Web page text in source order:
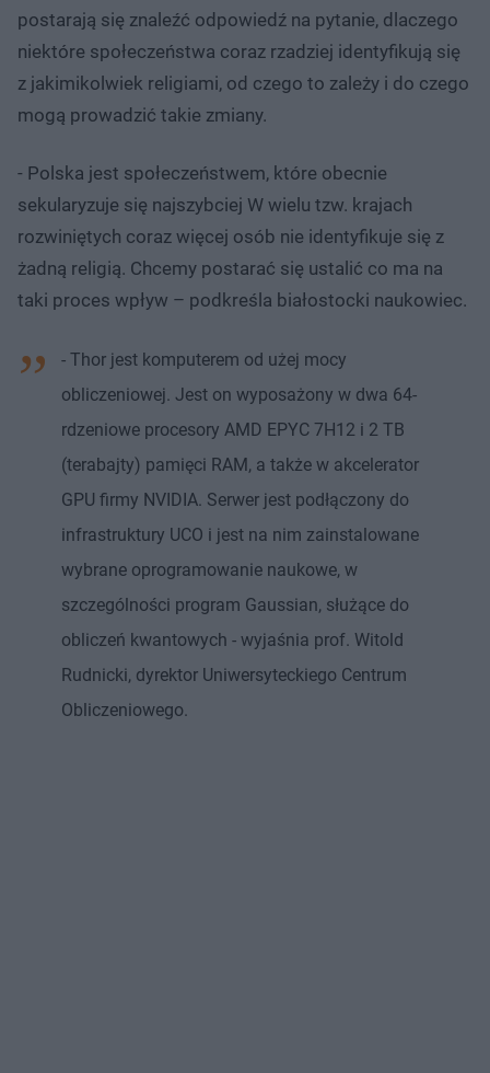
postarają się znaleźć odpowiedź na pytanie, dlaczego
niektóre społeczeństwa coraz rzadziej identyfikują się
z jakimikolwiek religiami, od czego to zależy i do czego
mogą prowadzić takie zmiany.
- Polska jest społeczeństwem, które obecnie
sekularyzuje się najszybciej W wielu tzw. krajach
rozwiniętych coraz więcej osób nie identyfikuje się z
żadną religią. Chcemy postarać się ustalić co ma na
taki proces wpływ – podkreśla białostocki naukowiec.
- Thor jest komputerem od użej mocy
obliczeniowej. Jest on wyposażony w dwa 64-
rdzeniowe procesory AMD EPYC 7H12 i 2 TB
(terabajty) pamięci RAM, a także w akcelerator
GPU firmy NVIDIA. Serwer jest podłączony do
infrastruktury UCO i jest na nim zainstalowane
wybrane oprogramowanie naukowe, w
szczególności program Gaussian, służące do
obliczeń kwantowych - wyjaśnia prof. Witold
Rudnicki, dyrektor Uniwersyteckiego Centrum
Obliczeniowego.